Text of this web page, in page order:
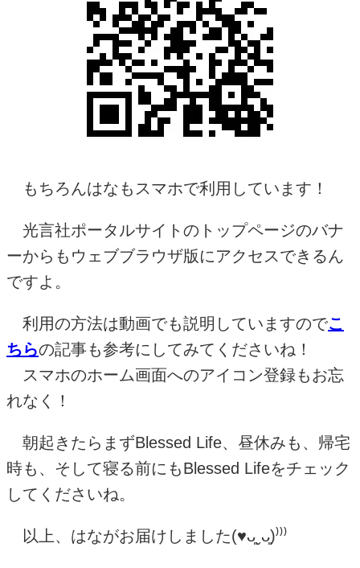
もちろんはなもスマホで利用しています！
光言社ポータルサイトのトップページのバナ
ーからもウェブブラウザ版にアクセスできるん
ですよ。
利用の方法は動画でも説明していますのでこ
ちらの記事も参考にしてみてくださいね！
スマホのホーム画面へのアイコン登録もお忘
れなく！
朝起きたらまずBlessed Life、昼休みも、帰宅
時も、そして寝る前にもBlessed Lifeをチェック
してくださいね。
以上、はながお届けしました(♥︎ᴗ͈ˬᴗ͈)⁾⁾⁾